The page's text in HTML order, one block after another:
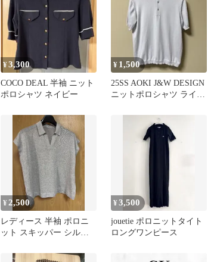
¥3,300
COCO DEAL 半袖 ニット
ポロシャツ ネイビー
¥ 1,500
25SS AOKI J&W DESIGN
ニットポロシャツ ライト
¥ 2,500
レディース 半袖 ポロニ
ット スキッパー シルバ
¥3,500
jouetie ポロニットタイト
ロングワンピース